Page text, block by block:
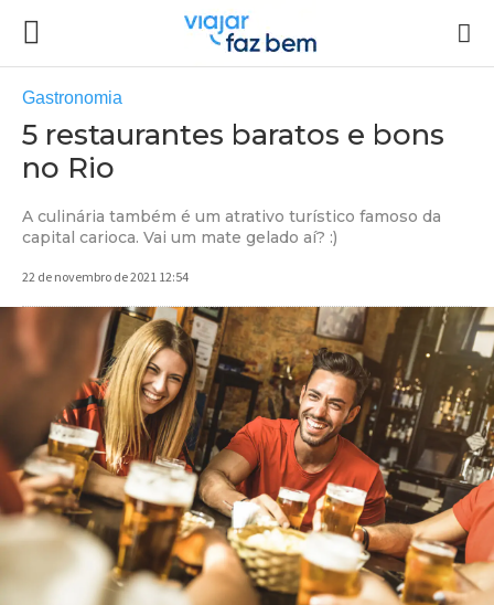
Gastronomia
5 restaurantes baratos e bons
no Rio
A culinária também é um atrativo turístico famoso da
capital carioca. Vai um mate gelado aí? :)
22 de novembro de 2021 12:54